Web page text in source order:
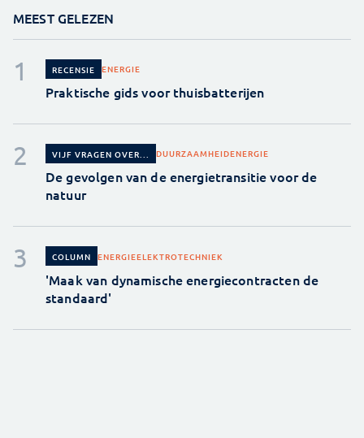
MEEST GELEZEN
RECENSIE ENERGIE
Praktische gids voor thuisbatterijen
VIJF VRAGEN OVER... DUURZAAMHEIDENERGIE
De gevolgen van de energietransitie voor de
natuur
COLUMN ENERGIEELEKTROTECHNIEK
'Maak van dynamische energiecontracten de
standaard'